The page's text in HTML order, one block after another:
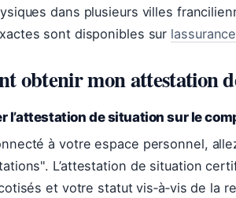
dans plusieurs villes
sont disponibles sur
obtenir mon attestation
l’attestation de situation sur le
à votre espace personnel,
. L’attestation de situation
et votre statut vis‑à‑vis de la